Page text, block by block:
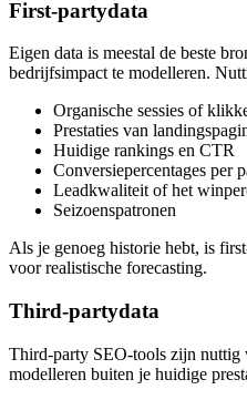
First-partydata
Eigen data is meestal de beste
bedrijfsimpact te modelleren.
Organische sessies of
Prestaties van
Huidige rankings en CTR
Conversiepercentages per
Leadkwaliteit of het
Seizoenspatronen
Als je genoeg historie hebt, is
voor realistische forecasting.
Third-partydata
Third-party SEO-tools zijn nuttig
modelleren buiten je huidige